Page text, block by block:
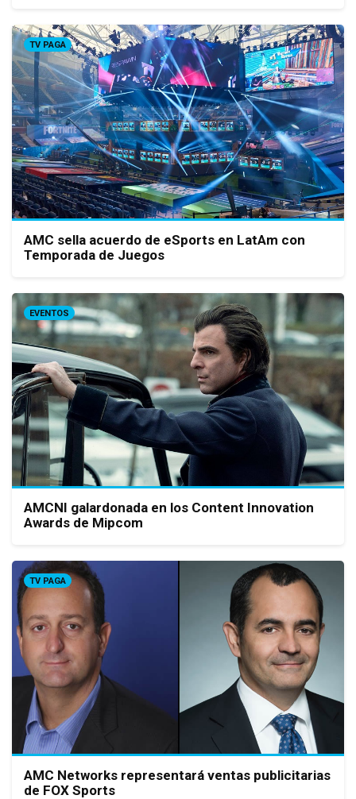
TV PAGA
AMC sella acuerdo de eSports en LatAm con
Temporada de Juegos
EVENTOS
AMCNI galardonada en los Content Innovation
Awards de Mipcom
TV PAGA
AMC Networks representará ventas publicitarias
de FOX Sports